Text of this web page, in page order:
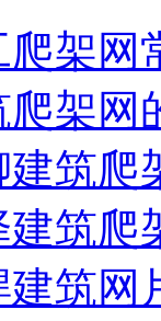
爬架网
爬架网
建筑爬
建筑爬
建筑网